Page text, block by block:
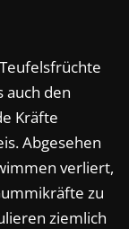
auch den
Kräfte
Abgesehen
verliert,
zu
ziemlich